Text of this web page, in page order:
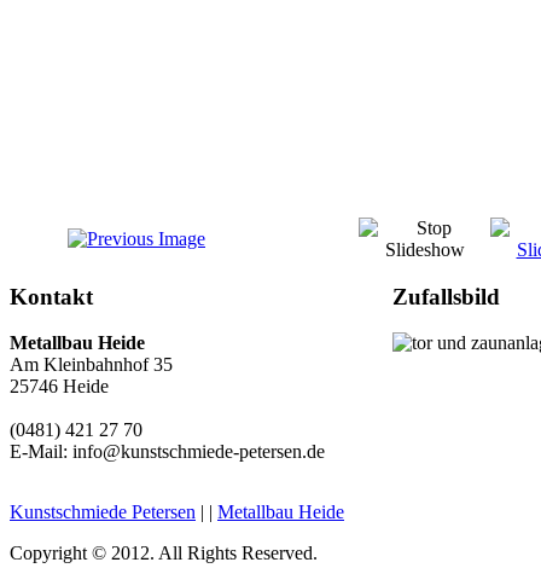
Kontakt
Metallbau Heide
Am Kleinbahnhof 35
25746 Heide
(0481) 421 27 70
E-Mail: info@kunstschmiede-petersen.de
Zufallsbild
Kunstschmiede Petersen | | Metallbau Heide
Copyright © 2012. All Rights Reserved.